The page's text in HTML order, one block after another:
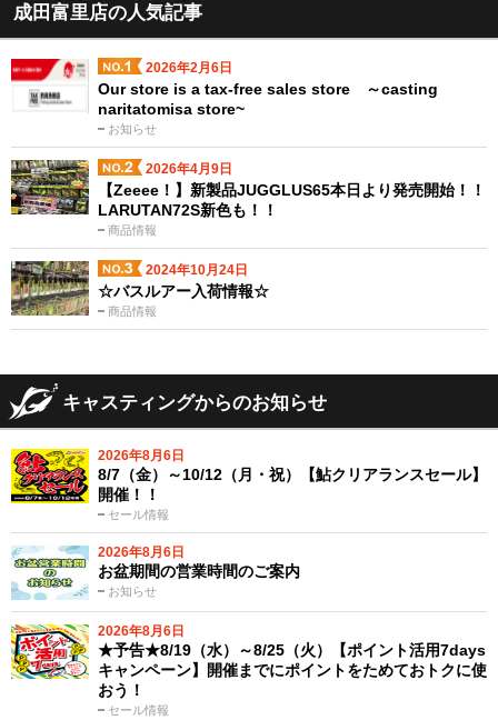
成田富里店の人気記事
2026年2月6日
お知らせ
Our store is a tax-free sales store ～casting
naritatomisa store~
2026年4月9日
商品情報
【Zeeee！】新製品JUGGLUS65本日より発売開始！！
LARUTAN72S新色も！！
2024年10月24日
商品情報
☆バスルアー入荷情報☆
キャスティングからのお知らせ
2026年8月6日
セール情報
8/7（金）～10/12（月・祝）【鮎クリアランスセール】
開催！！
2026年8月6日
お知らせ
お盆期間の営業時間のご案内
2026年8月6日
セール情報
★予告★8/19（水）～8/25（火）【ポイント活用7days
キャンペーン】開催までにポイントをためておトクに使
おう！